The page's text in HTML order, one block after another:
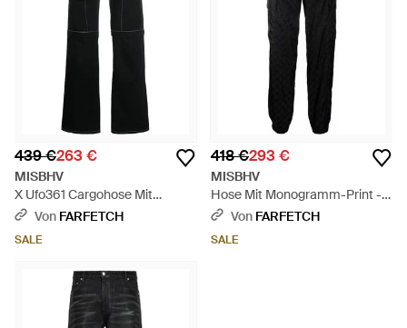
439 €263 €
MISBHV
X Ufo361 Cargohose Mit
Geradem Bein - Schwarz
Von FARFETCH
SALE
418 €293 €
MISBHV
Hose Mit Monogramm-Print -
Schwarz
Von FARFETCH
SALE